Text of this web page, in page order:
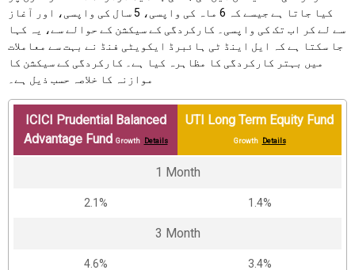
کیا جاتا ہے جیسے کہ 6 ماہ کی واپسی، 5 سال کی واپسی، اور آغاز
سے لے کر اب تک کی واپسی۔ کارکردگی کے سیکشن کے حوالے سے، یہ کہا
جا سکتا ہے کہ ایل اینڈ ٹی ہائبرڈ ایکویٹی فنڈ نے بہت سے معاملات
میں بہتر کارکردگی کا مظاہرہ کیا ہے۔ کارکردگی کے سیکشن کا
موازنہ کا خلاصہ حسب ذیل ہے۔
ICICI Prudential Balanced
Advantage Fund Growth Details
UTI Long Term Equity Fund
Growth Details
1 Month
2.1% 1.4%
3 Month
4.6% 3.4%